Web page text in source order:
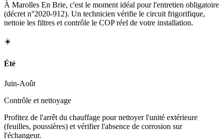
À Marolles En Brie, c'est le moment idéal pour l'entretien obligatoire
(décret n°2020-912). Un technicien vérifie le circuit frigorifique,
nettoie les filtres et contrôle le COP réel de votre installation.
☀️
Été
Juin-Août
Contrôle et nettoyage
Profitez de l'arrêt du chauffage pour nettoyer l'unité extérieure
(feuilles, poussières) et vérifier l'absence de corrosion sur
l'échangeur.